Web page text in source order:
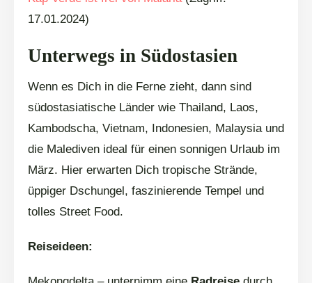
17.01.2024)
Unterwegs in Südostasien
Wenn es Dich in die Ferne zieht, dann sind
südostasiatische Länder wie Thailand, Laos,
Kambodscha, Vietnam, Indonesien, Malaysia und
die Malediven ideal für einen sonnigen Urlaub im
März. Hier erwarten Dich tropische Strände,
üppiger Dschungel, faszinierende Tempel und
tolles Street Food.
Reiseideen: